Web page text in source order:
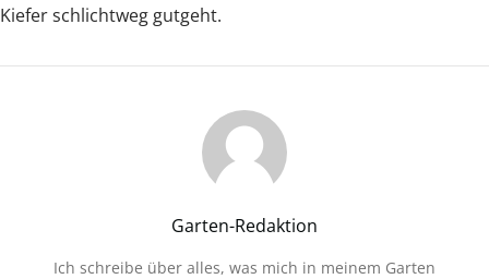
Kiefer schlichtweg gutgeht.
Garten-Redaktion
Ich schreibe über alles, was mich in meinem Garten